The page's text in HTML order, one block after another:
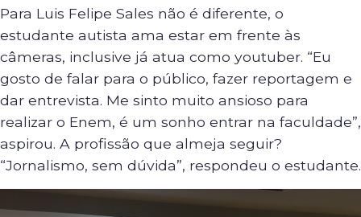
Para Luis Felipe Sales não é diferente, o
estudante autista ama estar em frente às
câmeras, inclusive já atua como youtuber. “Eu
gosto de falar para o público, fazer reportagem e
dar entrevista. Me sinto muito ansioso para
realizar o Enem, é um sonho entrar na faculdade”,
aspirou. A profissão que almeja seguir?
“Jornalismo, sem dúvida”, respondeu o estudante.